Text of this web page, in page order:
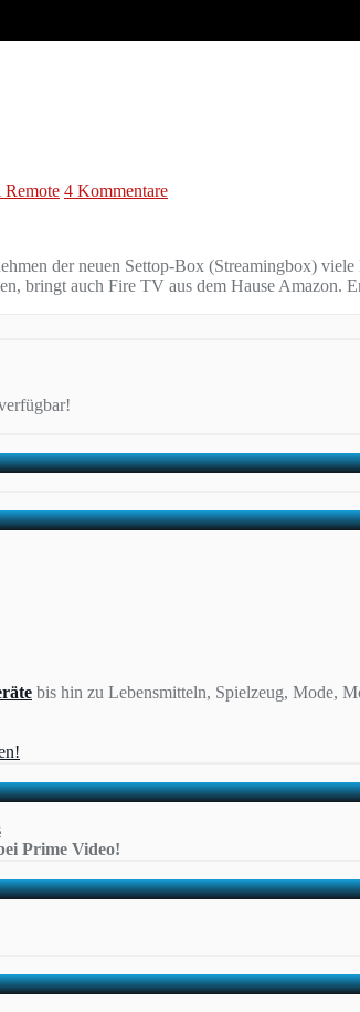
Remote 4 Kommentare
der neuen Settop-Box (Streamingbox)
bringt auch Fire TV aus dem Hause Amazon.
bis hin zu Lebensmitteln, Spielzeug, Mode,
Prime Video!